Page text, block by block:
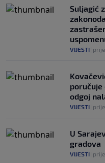
Suljagić
VIJESTI
poručuje
odgoj
VIJESTI
U
gradova
VIJESTI